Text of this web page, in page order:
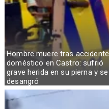
Hombre muere tras accidente
doméstico en Castro: sufrió
grave herida en su pierna y se
desangró